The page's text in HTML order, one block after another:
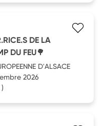
DE LA
DU FEU🌳
D'ALSACE
2026